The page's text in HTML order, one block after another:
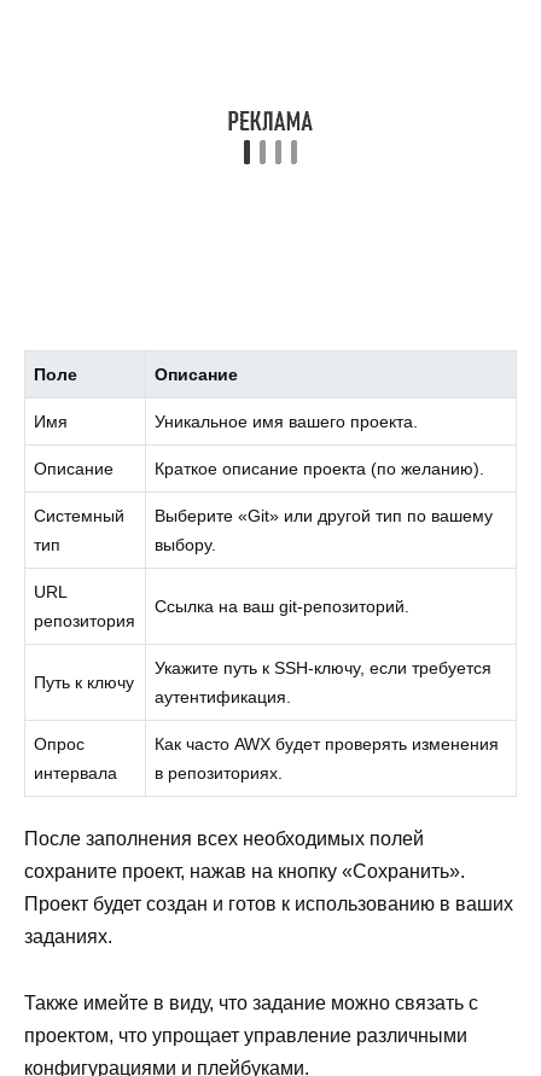
Поле Описание
Имя Уникальное имя вашего проекта.
Описание Краткое описание проекта (по желанию).
Системный
тип
Выберите «Git» или другой тип по вашему
выбору.
URL
репозитория
Ссылка на ваш git-репозиторий.
Путь к ключу
Укажите путь к SSH-ключу, если требуется
аутентификация.
Опрос
интервала
Как часто AWX будет проверять изменения
в репозиториях.
После заполнения всех необходимых полей
сохраните проект, нажав на кнопку «Сохранить».
Проект будет создан и готов к использованию в ваших
заданиях.
Также имейте в виду, что задание можно связать с
проектом, что упрощает управление различными
конфигурациями и плейбуками.